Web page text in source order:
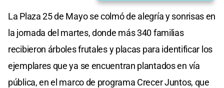
La Plaza 25 de Mayo se colmó de alegría y sonrisas en
la jornada del martes, donde más 340 familias
recibieron árboles frutales y placas para identificar los
ejemplares que ya se encuentran plantados en vía
pública, en el marco de programa Crecer Juntos, que